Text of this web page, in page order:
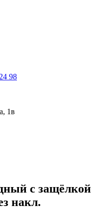
98
1в
с защёлкой
накл.